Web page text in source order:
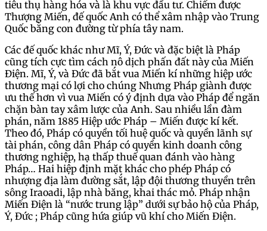
tiêu thụ hàng hóa và là khu vực đầu tư. Chiếm được
Thượng Miến, đế quốc Anh có thể xâm nhập vào Trung
Quốc bằng con đường từ phía tây nam.
Các đế quốc khác như Mĩ, Ý, Đức và đặc biệt là Pháp
cũng tích cực tìm cách nô dịch phấn đất này của Miến
Điện. Mĩ, Ý, và Đức đã bắt vua Miến kí những hiệp ước
thương mại có lợi cho chúng Nhưng Pháp giành được
ưu thế hơn vì vua Miến có ý định dựa vào Pháp để ngăn
chặn bàn tay xâm lược của Anh. Sau nhiều lần đàm
phán, năm 1885 Hiệp ước Pháp – Miến được kí kết.
Theo đó, Pháp có quyền tối huệ quốc và quyền lãnh sự
tài phán, công dân Pháp có quyền kinh doanh công
thương nghiệp, hạ thấp thuế quan đánh vào hàng
Pháp… Hai hiệp định mặt khác cho phép Pháp có
nhượng địa làm đường sắt, lập đội thương thuyền trên
sông Iraoadi, lập nhà băng, khai thác mỏ. Pháp nhận
Miến Điện là “nước trung lập” dưới sự bảo hộ của Pháp,
Ý, Đức ; Pháp cũng hứa giúp vũ khí cho Miến Điện.